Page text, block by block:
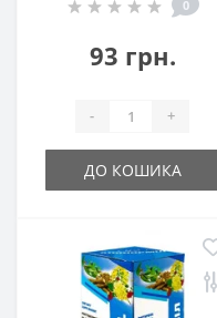
0
93 грн.
- +
ДО КОШИКА